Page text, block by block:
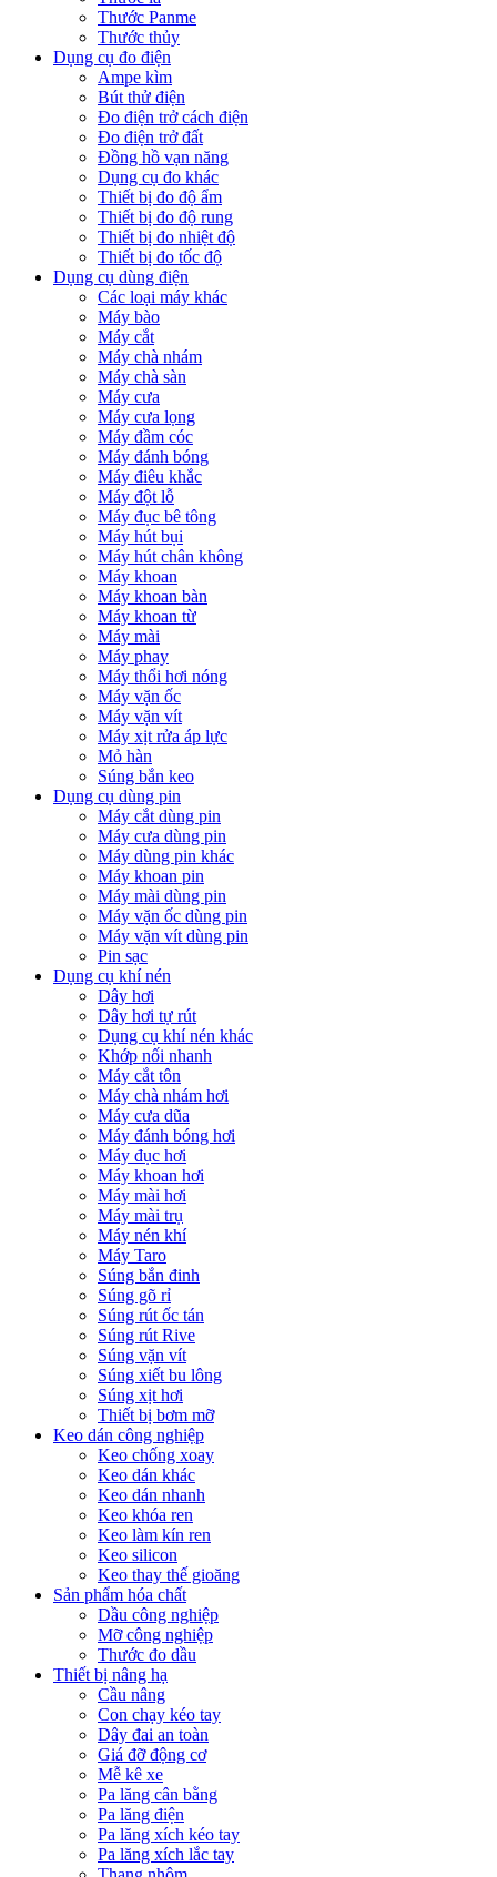
Thước Panme
Thước thủy
Dụng cụ đo điện
Ampe kìm
Bút thử điện
Đo điện trở cách điện
Đo điện trở đất
Đồng hồ vạn năng
Dụng cụ đo khác
Thiết bị đo độ ẩm
Thiết bị đo độ rung
Thiết bị đo nhiệt độ
Thiết bị đo tốc độ
Dụng cụ dùng điện
Các loại máy khác
Máy bào
Máy cắt
Máy chà nhám
Máy chà sàn
Máy cưa
Máy cưa lọng
Máy đầm cóc
Máy đánh bóng
Máy điêu khắc
Máy đột lỗ
Máy đục bê tông
Máy hút bụi
Máy hút chân không
Máy khoan
Máy khoan bàn
Máy khoan từ
Máy mài
Máy phay
Máy thổi hơi nóng
Máy vặn ốc
Máy vặn vít
Máy xịt rửa áp lực
Mỏ hàn
Súng bắn keo
Dụng cụ dùng pin
Máy cắt dùng pin
Máy cưa dùng pin
Máy dùng pin khác
Máy khoan pin
Máy mài dùng pin
Máy vặn ốc dùng pin
Máy vặn vít dùng pin
Pin sạc
Dụng cụ khí nén
Dây hơi
Dây hơi tự rút
Dụng cụ khí nén khác
Khớp nối nhanh
Máy cắt tôn
Máy chà nhám hơi
Máy cưa dũa
Máy đánh bóng hơi
Máy đục hơi
Máy khoan hơi
Máy mài hơi
Máy mài trụ
Máy nén khí
Máy Taro
Súng bắn đinh
Súng gõ rỉ
Súng rút ốc tán
Súng rút Rive
Súng vặn vít
Súng xiết bu lông
Súng xịt hơi
Thiết bị bơm mỡ
Keo dán công nghiệp
Keo chống xoay
Keo dán khác
Keo dán nhanh
Keo khóa ren
Keo làm kín ren
Keo silicon
Keo thay thế gioăng
Sản phẩm hóa chất
Dầu công nghiệp
Mỡ công nghiệp
Thước đo dầu
Thiết bị nâng hạ
Cầu nâng
Con chạy kéo tay
Dây đai an toàn
Giá đỡ động cơ
Mễ kê xe
Pa lăng cân bằng
Pa lăng điện
Pa lăng xích kéo tay
Pa lăng xích lắc tay